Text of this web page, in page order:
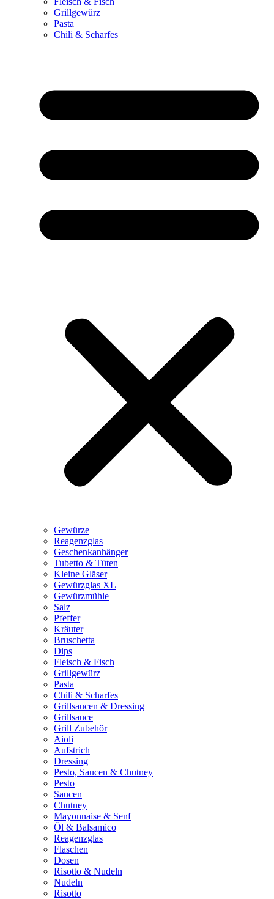
Grillgewürz
Pasta
Chili & Scharfes
Gewürze
Reagenzglas
Geschenkanhänger
Tubetto & Tüten
Kleine Gläser
Gewürzglas XL
Gewürzmühle
Salz
Pfeffer
Kräuter
Bruschetta
Dips
Fleisch & Fisch
Grillgewürz
Pasta
Chili & Scharfes
Grillsaucen & Dressing
Grillsauce
Grill Zubehör
Aioli
Aufstrich
Dressing
Pesto, Saucen & Chutney
Pesto
Saucen
Chutney
Mayonnaise & Senf
Öl & Balsamico
Reagenzglas
Flaschen
Dosen
Risotto & Nudeln
Nudeln
Risotto